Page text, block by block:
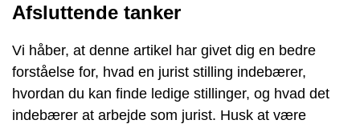
Afsluttende tanker
Vi håber, at denne artikel har givet dig en bedre
forståelse for, hvad en jurist stilling indebærer,
hvordan du kan finde ledige stillinger, og hvad det
indebærer at arbejde som jurist. Husk at være